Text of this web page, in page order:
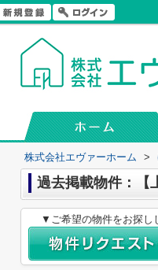
株式会社エヴァーホーム >
過去掲載物件：【
▼ご希望の物件をお探し